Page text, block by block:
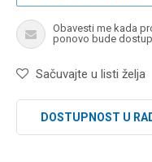
Obavesti me kada
ponovo bude
Sačuvajte u listi želja
DOSTUPNOST U